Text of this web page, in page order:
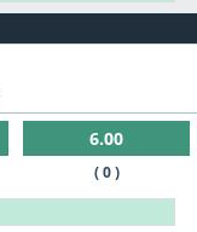
6.00
( 0 )